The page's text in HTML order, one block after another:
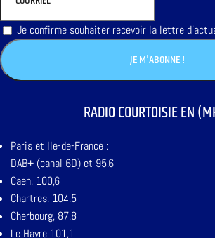
Je confirme souhaiter recevoir la lettre
RADIO COURTOISIE EN
Paris et Ile-de-France :
DAB+ (canal 6D) et 95,6
Caen, 100,6
Chartres, 104,5
Cherbourg, 87,8
Le Havre 101,1